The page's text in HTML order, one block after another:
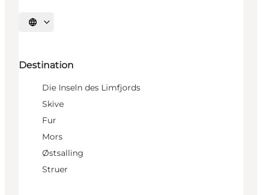
Sprache auswählen
Destination
Die Inseln des Limfjords
Skive
Fur
Mors
Østsalling
Struer